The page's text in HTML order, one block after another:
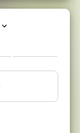
et
douée et
dort avec
«formation
Un duo